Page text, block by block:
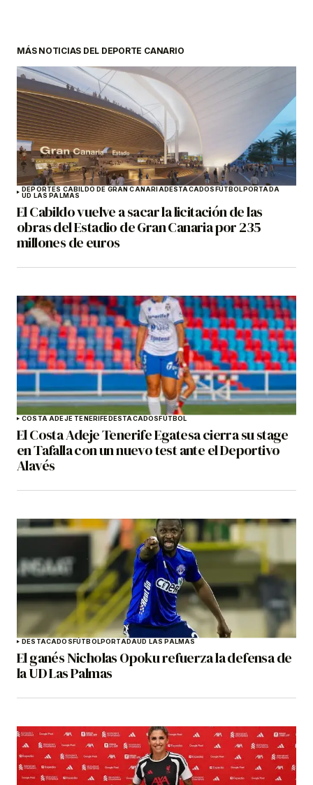
MÁS NOTICIAS DEL DEPORTE CANARIO
DEPORTES CABILDO DE GRAN CANARIADESTACADOSFÚTBOLPORTADA
UD LAS PALMAS
El Cabildo vuelve a sacar la licitación de las
obras del Estadio de Gran Canaria por 235
millones de euros
COSTA ADEJE TENERIFEDESTACADOSFÚTBOL
El Costa Adeje Tenerife Egatesa cierra su stage
en Tafalla con un nuevo test ante el Deportivo
Alavés
DESTACADOSFÚTBOLPORTADAUD LAS PALMAS
El ganés Nicholas Opoku refuerza la defensa de
la UD Las Palmas